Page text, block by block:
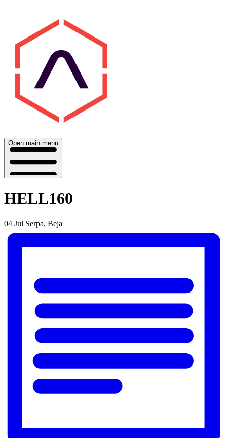
Open main menu
HELL160
04 Jul Serpa, Beja